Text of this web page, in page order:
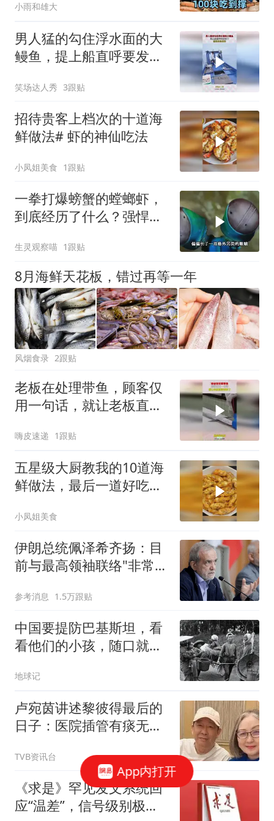
小雨和雄大
男人猛的勾住浮水面的大
鳗鱼，提上船直呼要发财
笑场达人秀 3跟贴
招待贵客上档次的十道海
鲜做法# 虾的神仙吃法
小凤姐美食 1跟贴
一拳打爆螃蟹的螳螂虾，
到底经历了什么？强悍都
生灵观察喵 1跟贴
8月海鲜天花板，错过再等一年
风烟食录 2跟贴
老板在处理带鱼，顾客仅
用一句话，就让老板直接
嗨皮速递 1跟贴
五星级大厨教我的10道海
鲜做法，最后一道好吃到
小凤姐美食
伊朗总统佩泽希齐扬：目
前与最高领袖联络"非常困
参考消息 1.5万跟贴
中国要提防巴基斯坦，看
看他们的小孩，随口就
地球记
卢宛茵讲述黎彼得最后的
日子：医院插管有痰无法
自庙街算命先生
TVB资讯台
《求是》罕见发文系统回
应“温差”，信号级别极
App内打开